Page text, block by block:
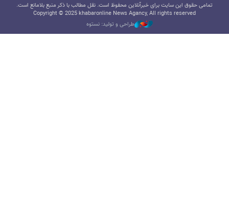
تمامی حقوق این سایت برای خبرآنلاین محفوظ است. نقل مطالب با ذکر منبع بلامانع است.
Copyright © 2025 khabaronline News Agancy, All rights reserved
طراحی و تولید: نستوه